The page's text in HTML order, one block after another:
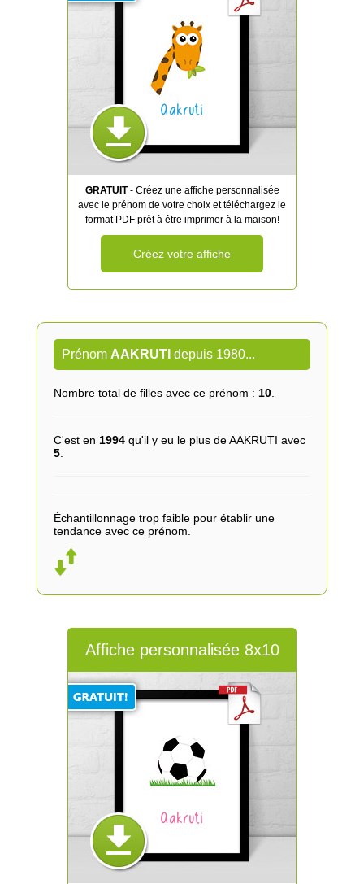
Aakruti
GRATUIT- Créez une affiche personnalisée
avec le prénom de votre choix et téléchargez le
format PDF prêt à être imprimer à la maison!
Créez votre affiche
Prénom AAKRUTI depuis 1980...
Nombre total de filles avec ce prénom : 10.
C'est en 1994qu'il y eu le plus de AAKRUTI avec
5.
Échantillonnage trop faible pour établir une
tendance avec ce prénom.
Affiche personnalisée 8x10
Aakruti